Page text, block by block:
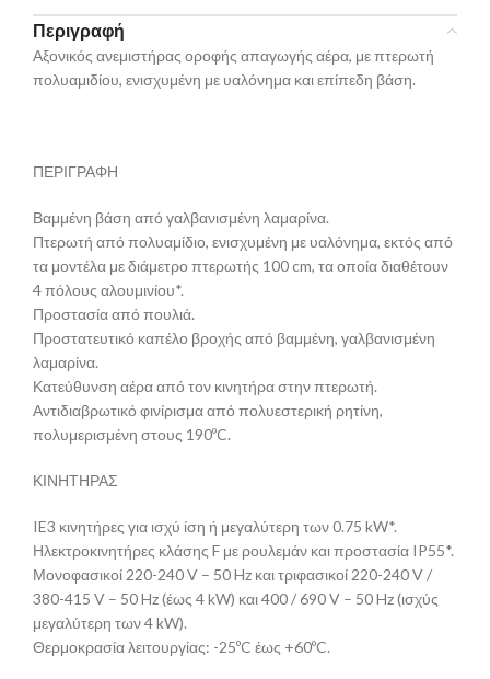
Περιγραφή
Αξονικός ανεμιστήρας οροφής απαγωγής αέρα, με πτερωτή
πολυαμιδίου, ενισχυμένη με υαλόνημα και επίπεδη βάση.
ΠΕΡΙΓΡΑΦΗ
Βαμμένη βάση από γαλβανισμένη λαμαρίνα.
Πτερωτή από πολυαμίδιο, ενισχυμένη με υαλόνημα, εκτός από
τα μοντέλα με διάμετρο πτερωτής 100 cm, τα οποία διαθέτουν
4 πόλους αλουμινίου*.
Προστασία από πουλιά.
Προστατευτικό καπέλο βροχής από βαμμένη, γαλβανισμένη
λαμαρίνα.
Κατεύθυνση αέρα από τον κινητήρα στην πτερωτή.
Αντιδιαβρωτικό φινίρισμα από πολυεστερική ρητίνη,
πολυμερισμένη στους 190ºC.
ΚΙΝΗΤΗΡΑΣ
IE3 κινητήρες για ισχύ ίση ή μεγαλύτερη των 0.75 kW*.
Ηλεκτροκινητήρες κλάσης F με ρουλεμάν και προστασία IP55*.
Μονοφασικοί 220-240 V – 50 Hz και τριφασικοί 220-240 V /
380-415 V – 50 Hz (έως 4 kW) και 400 / 690 V – 50 Hz (ισχύς
μεγαλύτερη των 4 kW).
Θερμοκρασία λειτουργίας: -25ºC έως +60ºC.